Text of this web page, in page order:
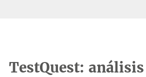
TestQuest: